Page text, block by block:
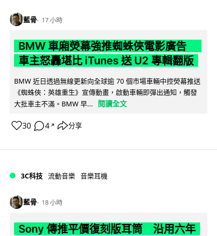
藍骨 17 小時
BMW 車廂熒幕強推蜘蛛俠電影廣告
車主怒轟堪比 iTunes 送 U2 專輯翻版
BMW 近日透過無線更新向全球逾 70 個市場車輛中控熒幕推送
《蜘蛛俠：英雄重生》宣傳動畫，啟動車輛即彈出通知，觸發
大批車主不滿。BMW 早...
閱讀全文
30 4 ↗ 分享
3C科技 流動音樂 音樂耳機
藍骨 18 小時
Sony 傳推平價復刻版耳筒 沿用六年